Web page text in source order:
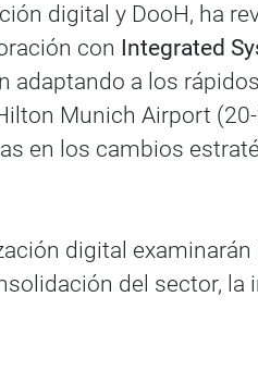
digital y DooH, ha
con Integrated
adaptando a los
Munich Airport
en los cambios
digital examinarán
del sector, la